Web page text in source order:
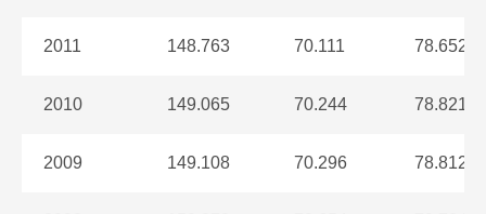
2011 148.763 70.111 78.652
2010 149.065 70.244 78.821
2009 149.108 70.296 78.812